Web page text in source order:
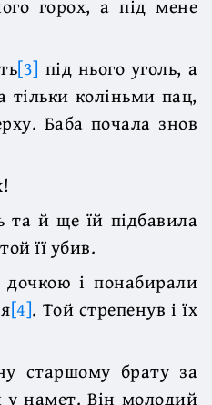
горох, а під мене
[3] під нього уголь, а
тільки коліньми пац,
Баба почала знов
та й ще їй підбавила
її убив.
і понабирали
[4]. Той стрепенув і їх
старшому брату за
у намет. Він молодий